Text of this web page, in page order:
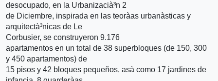
desocupado, en la Urbanizacià³n 2
de Diciembre, inspirada en las teorà­as urbanà­sticas y
arquitectà³nicas de Le
Corbusier, se construyeron 9.176
apartamentos en un total de 38 superbloques (de 150, 300
y 450 apartamentos) de
15 pisos y 42 bloques pequeños, asà­ como 17 jardines de